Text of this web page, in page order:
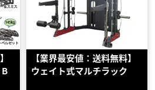
【業界最安値：送料無料】
ウェイト式マルチラック